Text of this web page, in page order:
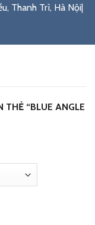
Thanh Trì, Hà Nội|
THẺ “BLUE ANGLE